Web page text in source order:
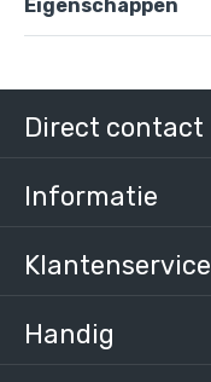
Eigenschappen
€ 5,75 excl. BTW
Direct contact
Informatie
Klantenservice
Handig